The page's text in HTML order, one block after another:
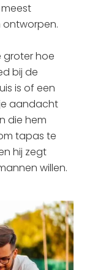
groter hoe
bij de
is of een
aandacht
die hem
tapas te
hij zegt
willen.